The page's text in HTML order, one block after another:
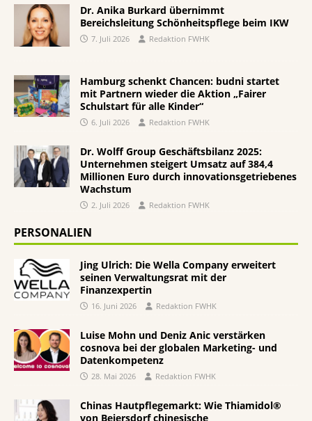
Dr. Anika Burkard übernimmt
Bereichsleitung Schönheitspflege beim IKW
7. Juli 2026 Redaktion FWHK
Hamburg schenkt Chancen: budni startet
mit Partnern wieder die Aktion „Fairer
Schulstart für alle Kinder“
6. Juli 2026 Redaktion FWHK
Dr. Wolff Group Geschäftsbilanz 2025:
Unternehmen steigert Umsatz auf 384,4
Millionen Euro durch innovationsgetriebenes
Wachstum
2. Juli 2026 Redaktion FWHK
PERSONALIEN
Jing Ulrich: Die Wella Company erweitert
seinen Verwaltungsrat mit der
Finanzexpertin
16. Juni 2026 Redaktion FWHK
Luise Mohn und Deniz Anic verstärken
cosnova bei der globalen Marketing- und
Datenkompetenz
28. Mai 2026 Redaktion FWHK
Chinas Hautpflegemarkt: Wie Thiamidol®
von Beiersdorf chinesische